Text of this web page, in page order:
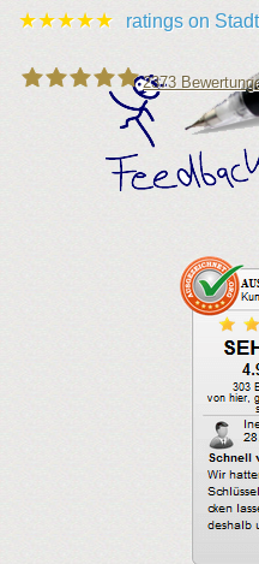
★★★★★ ratings on
Leipziger Schlüsseldienst
2373